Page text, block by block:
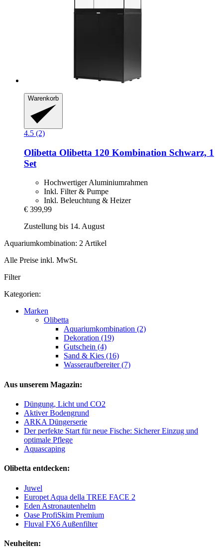
Warenkorb
4.5 (2)
Olibetta Olibetta 120 Kombination Schwarz, 1
Set
Hochwertiger Aluminiumrahmen
Inkl. Filter & Pumpe
Inkl. Beleuchtung & Heizer
€ 399,99
Zustellung bis 14. August
Aquariumkombination: 2 Artikel
Alle Preise inkl. MwSt.
Filter
Kategorien:
Marken
Olibetta
Aquariumkombination (2)
Dekoration (19)
Gutschein (4)
Sand & Kies (16)
Wasseraufbereiter (7)
Aus unserem Magazin:
Düngung, Licht und CO2
Aktiver Bodengrund
ARKA Düngerserie
Der perfekte Start für neue Fische: Sicherer Einzug und
optimale Pflege
Aquascaping
Olibetta entdecken:
Juwel
Europet Aqua della TREE FACE 2
Eden Astronautenhelm
Oase ProfiSkim Premium
Fluval FX6 Außenfilter
Neuheiten: